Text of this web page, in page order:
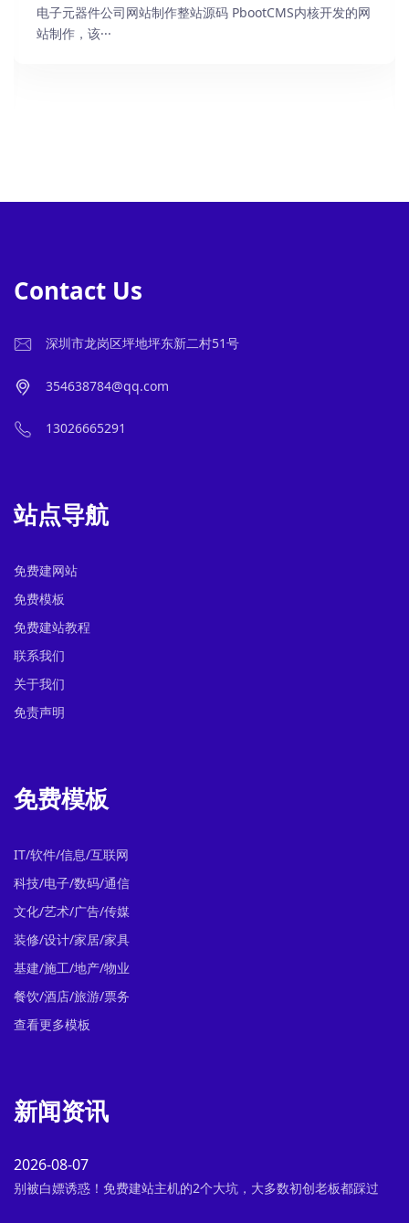
电子元器件公司网站制作整站源码 PbootCMS内核开发的网
站制作，该···
Contact Us
深圳市龙岗区坪地坪东新二村51号
354638784@qq.com
13026665291
站点导航
免费建网站
免费模板
免费建站教程
联系我们
关于我们
免责声明
免费模板
IT/软件/信息/互联网
科技/电子/数码/通信
文化/艺术/广告/传媒
装修/设计/家居/家具
基建/施工/地产/物业
餐饮/酒店/旅游/票务
查看更多模板
新闻资讯
2026-08-07
别被白嫖诱惑！免费建站主机的2个大坑，大多数初创老板都踩过